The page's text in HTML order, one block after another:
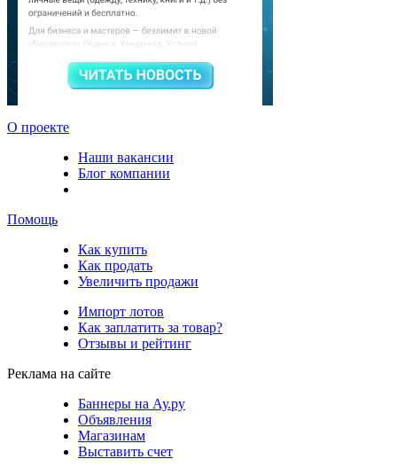
О проекте
Наши вакансии
Блог компании
Помощь
Как купить
Как продать
Увеличить продажи
Импорт лотов
Как заплатить за товар?
Отзывы и рейтинг
Реклама на сайте
Баннеры на Ау.ру
Объявления
Магазинам
Выставить счет